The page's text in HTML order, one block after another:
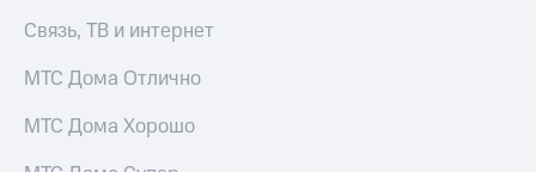
Связь, ТВ и интернет
МТС Дома Отлично
МТС Дома Хорошо